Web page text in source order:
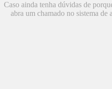
Caso ainda tenha dúvidas de
abra um chamado no sistema de